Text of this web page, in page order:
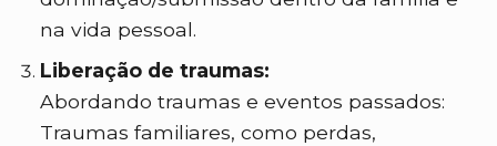
na vida pessoal.
Liberação de traumas:
Abordando traumas e eventos passados:
Traumas familiares, como perdas,